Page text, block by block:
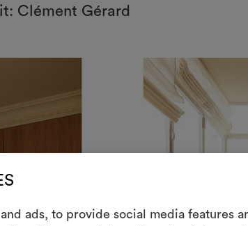
ads, to provide social media features
Clément Gérard